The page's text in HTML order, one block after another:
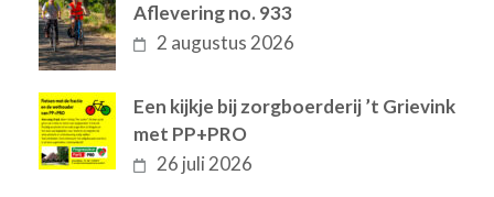
Aflevering no. 933
2 augustus 2026
Een kijkje bij zorgboerderij ’t Grievink
met PP+PRO
26 juli 2026